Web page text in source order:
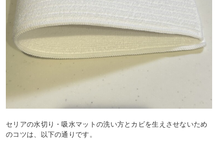
セリアの水切り・吸水マットの洗い方とカビを生えさせないため
のコツは、以下の通りです。